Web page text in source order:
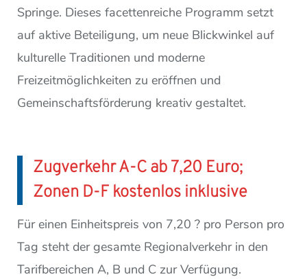
Springe. Dieses facettenreiche Programm setzt
auf aktive Beteiligung, um neue Blickwinkel auf
kulturelle Traditionen und moderne
Freizeitmöglichkeiten zu eröffnen und
Gemeinschaftsförderung kreativ gestaltet.
Zugverkehr A-C ab 7,20 Euro;
Zonen D-F kostenlos inklusive
Für einen Einheitspreis von 7,20 ? pro Person pro
Tag steht der gesamte Regionalverkehr in den
Tarifbereichen A, B und C zur Verfügung.